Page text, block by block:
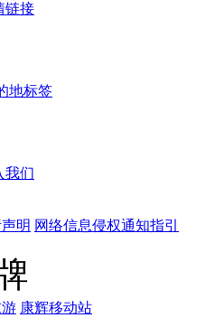
链接
地标签
我们
明 网络信息侵权通知指引
康辉移动站